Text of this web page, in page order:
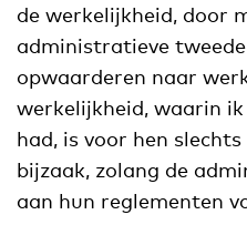
de werkelijkheid, door
administratieve
opwaarderen naar
werkelijkheid, waarin
had, is voor hen
bijzaak, zolang de
aan hun reglementen